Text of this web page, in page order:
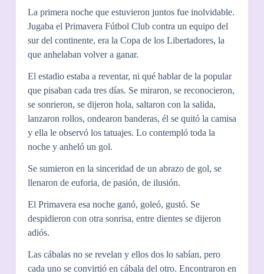
La primera noche que estuvieron juntos fue inolvidable.
Jugaba el Primavera Fútbol Club contra un equipo del
sur del continente, era la Copa de los Libertadores, la
que anhelaban volver a ganar.
El estadio estaba a reventar, ni qué hablar de la popular
que pisaban cada tres días. Se miraron, se reconocieron,
se sonrieron, se dijeron hola, saltaron con la salida,
lanzaron rollos, ondearon banderas, él se quitó la camisa
y ella le observó los tatuajes. Lo contempló toda la
noche y anheló un gol.
Se sumieron en la sinceridad de un abrazo de gol, se
llenaron de euforia, de pasión, de ilusión.
El Primavera esa noche ganó, goleó, gustó. Se
despidieron con otra sonrisa, entre dientes se dijeron
adiós.
Las cábalas no se revelan y ellos dos lo sabían, pero
cada uno se convirtió en cábala del otro. Encontraron en